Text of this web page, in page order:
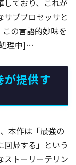
しており、これが
ブプロセッサと
の言語的妙味を
理中]…
が提供す
本作は「最強の
回帰する」という
ストーリーテリン